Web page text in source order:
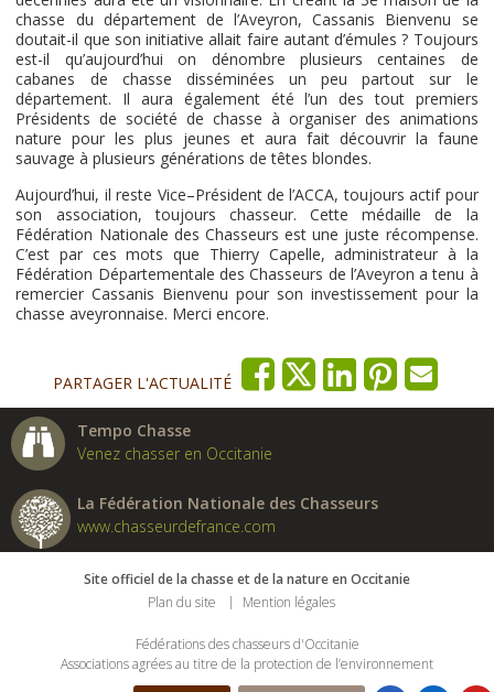
chasse du département de l’Aveyron, Cassanis Bienvenu se
doutait-il que son initiative allait faire autant d’émules ? Toujours
est-il qu’aujourd’hui on dénombre plusieurs centaines de
cabanes de chasse disséminées un peu partout sur le
département. Il aura également été l’un des tout premiers
Présidents de société de chasse à organiser des animations
nature pour les plus jeunes et aura fait découvrir la faune
sauvage à plusieurs générations de têtes blondes.
Aujourd’hui, il reste Vice–Président de l’ACCA, toujours actif pour
son association, toujours chasseur. Cette médaille de la
Fédération Nationale des Chasseurs est une juste récompense.
C’est par ces mots que Thierry Capelle, administrateur à la
Fédération Départementale des Chasseurs de l’Aveyron a tenu à
remercier Cassanis Bienvenu pour son investissement pour la
chasse aveyronnaise. Merci encore.
PARTAGER L'ACTUALITÉ
Tempo Chasse
Venez chasser en Occitanie
La Fédération Nationale des Chasseurs
www.chasseurdefrance.com
Site officiel de la chasse et de la nature en Occitanie
Plan du site
Mention légales
Fédérations des chasseurs d'Occitanie
Associations agrées au titre de la protection de l’environnement